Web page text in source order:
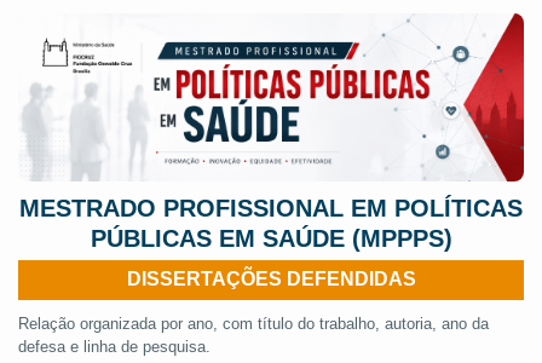
MESTRADO PROFISSIONAL EM POLÍTICAS
PÚBLICAS EM SAÚDE (MPPPS)
DISSERTAÇÕES DEFENDIDAS
Relação organizada por ano, com título do trabalho, autoria, ano da
defesa e linha de pesquisa.